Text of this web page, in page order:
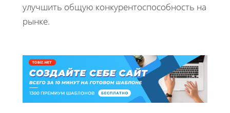
улучшить общую конкурентоспособность на
рынке.